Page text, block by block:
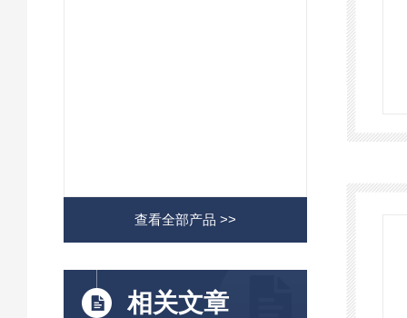
查看全部产品 >>
相关文章